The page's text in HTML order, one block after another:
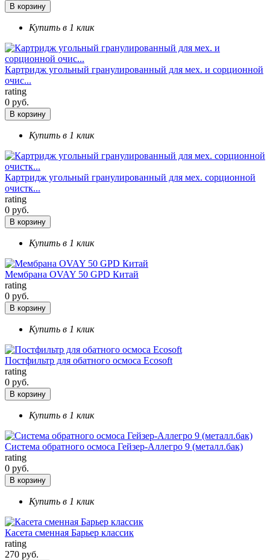
В корзину
Купить в 1 клик
Картридж угольный гранулированный для мех. и сорционной
очис...
rating
0 руб.
В корзину
Купить в 1 клик
Картридж угольный гранулированный для мех. сорционной
очистк...
rating
0 руб.
В корзину
Купить в 1 клик
Мембрана OVAY 50 GPD Китай
rating
0 руб.
В корзину
Купить в 1 клик
Постфильтр для обатного осмоса Ecosoft
rating
0 руб.
В корзину
Купить в 1 клик
Система обратного осмоса Гейзер-Аллегро 9 (металл.бак)
rating
0 руб.
В корзину
Купить в 1 клик
Касета сменная Барьер классик
rating
270 руб.